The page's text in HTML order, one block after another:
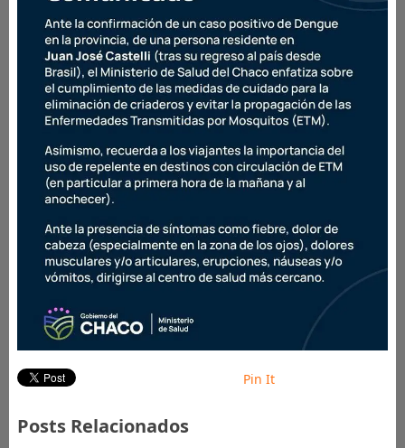
Pin It
Posts Relacionados